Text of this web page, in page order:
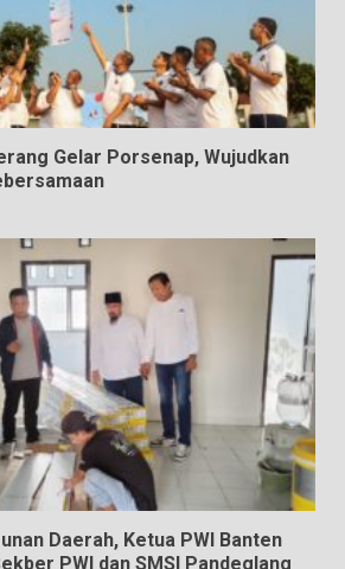
Gelar Porsenap, Wujudkan
Daerah, Ketua PWI Banten
PWI dan SMSI Pandeglang